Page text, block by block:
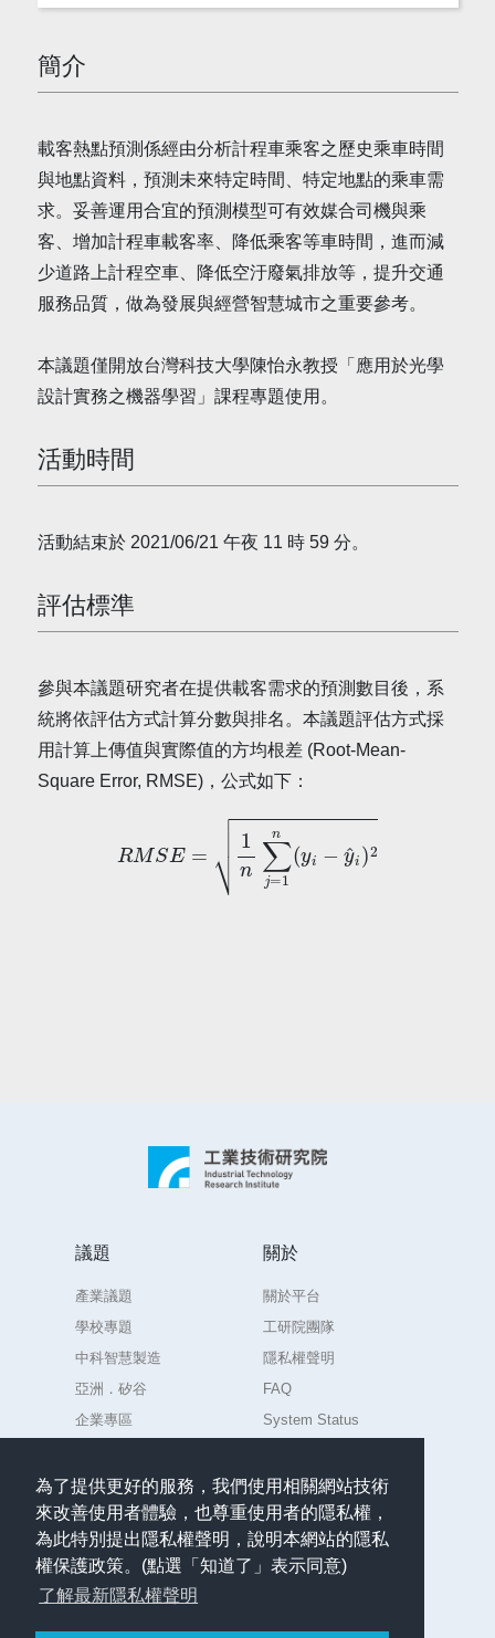
為了提供更好的服務，我們使用相關網站技術
來改善使用者體驗，也尊重使用者的隱私權，
為此特別提出隱私權聲明，說明本網站的隱私
權保護政策。(點選「知道了」表示同意)
了解最新隱私權聲明
簡介
載客熱點預測係經由分析計程車乘客之歷史乘車時間
與地點資料，預測未來特定時間、特定地點的乘車需
求。妥善運用合宜的預測模型可有效媒合司機與乘
客、增加計程車載客率、降低乘客等車時間，進而減
少道路上計程空車、降低空汙廢氣排放等，提升交通
服務品質，做為發展與經營智慧城市之重要參考。
本議題僅開放台灣科技大學陳怡永教授「應用於光學
設計實務之機器學習」課程專題使用。
活動時間
活動結束於 2021/06/21 午夜 11 時 59 分。
評估標準
參與本議題研究者在提供載客需求的預測數目後，系
統將依評估方式計算分數與排名。本議題評估方式採
用計算上傳值與實際值的方均根差 (Root-Mean-
Square Error, RMSE)，公式如下：
n∑j=1n(yi−y^i)2
議題
產業議題
學校專題
中科智慧製造
亞洲．矽谷
企業專區
關於
關於平台
工研院團隊
隱私權聲明
FAQ
System Status
聯絡
任何意見或問題請聯絡
admin.AIdea@itri.org.tw